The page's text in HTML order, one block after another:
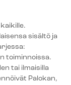
sisältö ja
toiminnoissa.
tai ilmaisilla
Palokan,